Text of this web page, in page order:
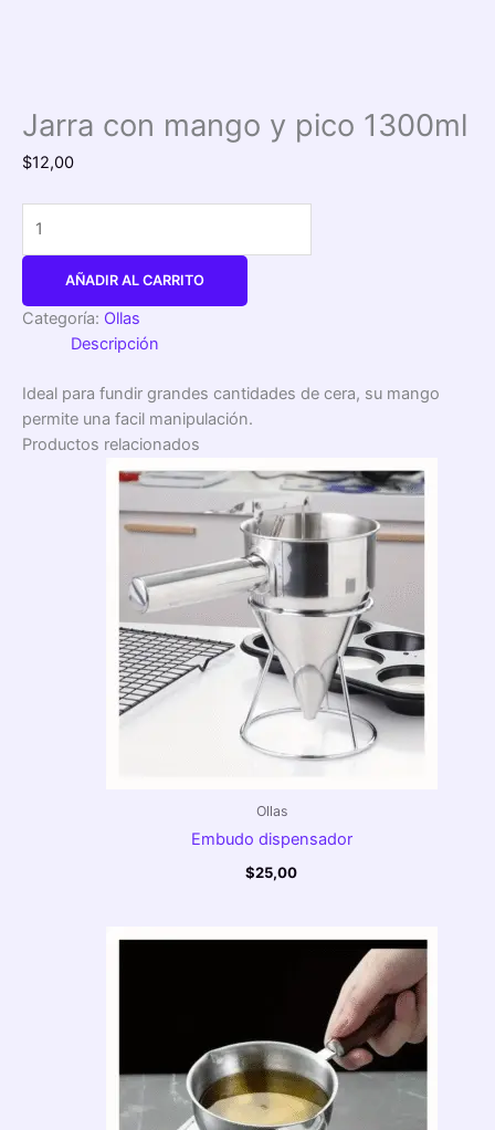
Jarra con mango y pico 1300ml
$12,00
AÑADIR AL CARRITO
Categoría: Ollas
Descripción
Ideal para fundir grandes cantidades de cera, su mango
permite una facil manipulación.
Productos relacionados
Ollas
Embudo dispensador
$25,00